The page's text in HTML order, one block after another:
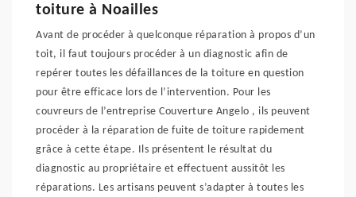
toiture à Noailles
Avant de procéder à quelconque réparation à propos d’un
toit, il faut toujours procéder à un diagnostic afin de
repérer toutes les défaillances de la toiture en question
pour être efficace lors de l’intervention. Pour les
couvreurs de l’entreprise Couverture Angelo , ils peuvent
procéder à la réparation de fuite de toiture rapidement
grâce à cette étape. Ils présentent le résultat du
diagnostic au propriétaire et effectuent aussitôt les
réparations. Les artisans peuvent s’adapter à toutes les